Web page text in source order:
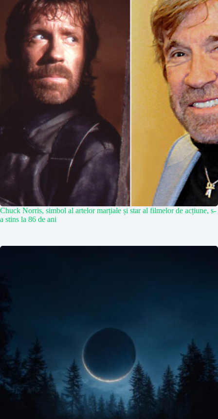
Chuck Norris, simbol al artelor marțiale și star al filmelor de acțiune, s-
a stins la 86 de ani